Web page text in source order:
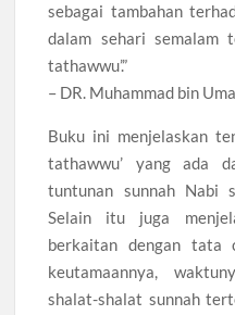
sebagai tambahan
dalam sehari semalam
tathawwu’.”
– DR. Muhammad bin
Buku ini menjelaskan
tathawwu’ yang ada
tuntunan sunnah Nabi
Selain itu juga
berkaitan dengan tata
keutamaannya,
shalat-shalat sunnah